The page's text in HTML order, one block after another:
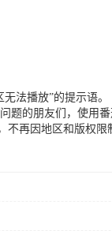
法播放”的提示语。
题的朋友们，使用
再因地区和版权限